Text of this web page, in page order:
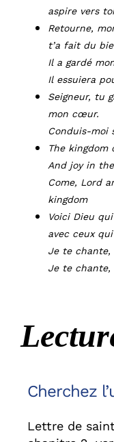
aspire vers
Retourne,
t’a fait du
Il a gardé
Il essuiera
Seigneur, tu
mon cœur.
Conduis-moi
The kingdom
And joy in
Come, Lord
kingdom
Voici Dieu
avec ceux
Je te chante,
Je te chante,
Cherchez
Lettre de